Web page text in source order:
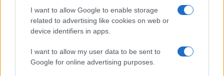
I want to allow Google to enable storage
related to advertising like cookies on web or
device identifiers in apps.
I want to allow my user data to be sent to
Google for online advertising purposes.